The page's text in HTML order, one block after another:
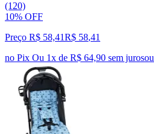
(120)
10% OFF
Preço R$ 58,41R$ 58,41
no Pix Ou 1x de R$ 64,90 sem jurosou